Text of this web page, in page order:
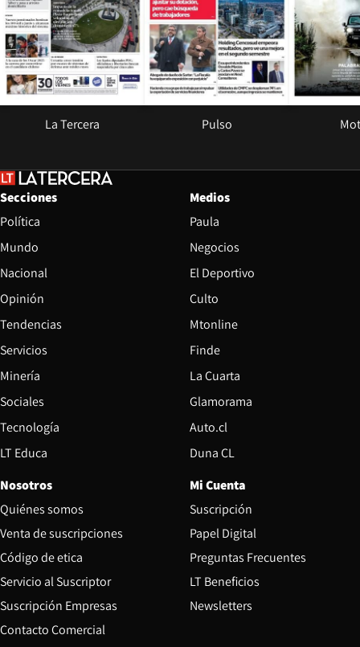
La Tercera Pulso
Secciones
Política
Mundo
Nacional
Opinión
Tendencias
Servicios
Minería
Sociales
Tecnología
LT Educa
Medios
Paula
Negocios
El Deportivo
Culto
Mtonline
Finde
La Cuarta
Glamorama
Auto.cl
Duna CL
Nosotros
Quiénes somos
Venta de suscripciones
Código de etica Opens in new window
Servicio al Suscriptor
Suscripción Empresas
Contacto Comercial
Mi Cuenta
Suscripción
Papel Digital
Preguntas Frecuentes
LT Beneficios
Newsletters